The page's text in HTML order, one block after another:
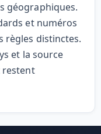
géographiques.
et numéros
règles distinctes.
et la source
restent